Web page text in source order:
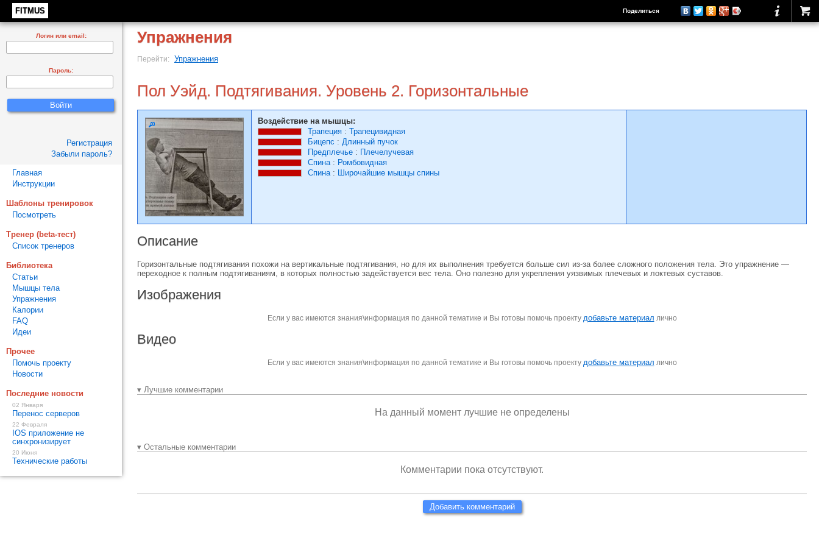
FITMUS Поделиться
Упражнения
Перейти: Упражнения
Пол Уэйд. Подтягивания. Уровень 2. Горизонтальные
Воздействие на мышцы:
Трапеция : Трапецивидная
Бицепс : Длинный пучок
Предплечье : Плечелучевая
Спина: Ромбовидная
Спина: Широчайшие мышцы спины
Описание
Горизонтальные подтягивания похожи на вертикальные подтягивания, но для их выполнения требуется больше сил из-за более сложного положения тела. Это упражнение —
переходное к полным подтягиваниям, в которых полностью задействуется вес тела. Оно полезно для укрепления уязвимых плечевых и локтевых суставов.
Изображения
Если у вас имеются знания\информация по данной тематике и Вы готовы помочь проекту добавьте материал лично
Видео
Если у вас имеются знания\информация по данной тематике и Вы готовы помочь проекту добавьте материал лично
▾ Лучшие комментарии
На данный момент лучшие не определены
▾ Остальные комментарии
Комментарии пока отсутствуют.
Добавить комментарий
Логин или email:
Пароль:
Регистрация
Забыли пароль?
Главная
Инструкции
Шаблоны тренировок
Посмотреть
Тренер (beta-тест)
Список тренеров
Библиотека
Статьи
Мышцы тела
Упражнения
Калории
FAQ
Идеи
Прочее
Помочь проекту
Новости
Последние новости
02 Января
Перенос серверов
22 Февраля
IOS приложение не
синхронизирует
20 Июня
Технические работы